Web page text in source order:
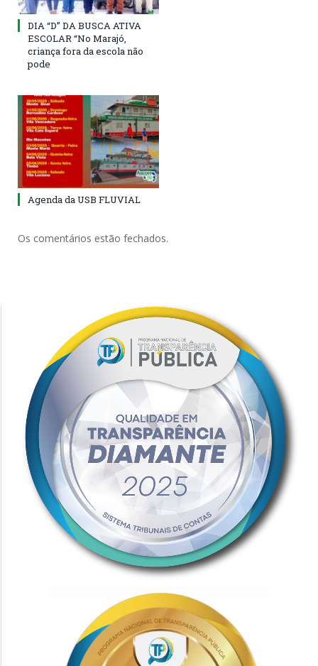
DIA “D” DA BUSCA ATIVA
ESCOLAR “No Marajó,
criança fora da escola não
pode
Agenda da USB FLUVIAL
Os comentários estão fechados.